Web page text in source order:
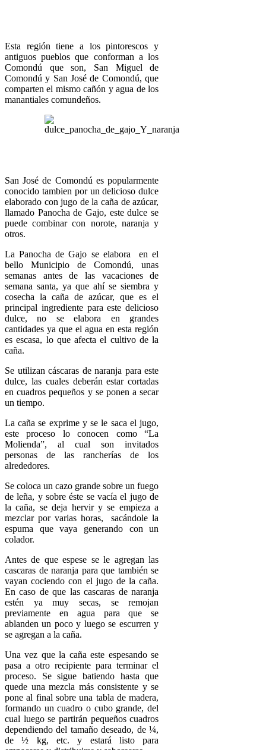
Esta región tiene a los pintorescos y
antiguos pueblos que conforman a los
Comondú que son, San Miguel de
Comondú y San José de Comondú, que
comparten el mismo cañón y agua de los
manantiales comundeños.
San José de Comondú es popularmente
conocido tambien por un delicioso dulce
elaborado con jugo de la caña de azúcar,
llamado Panocha de Gajo, este dulce se
puede combinar con norote, naranja y
otros.
La Panocha de Gajo se elabora en el
bello Municipio de Comondú, unas
semanas antes de las vacaciones de
semana santa, ya que ahí se siembra y
cosecha la caña de azúcar, que es el
principal ingrediente para este delicioso
dulce, no se elabora en grandes
cantidades ya que el agua en esta región
es escasa, lo que afecta el cultivo de la
caña.
Se utilizan cáscaras de naranja para este
dulce, las cuales deberán estar cortadas
en cuadros pequeños y se ponen a secar
un tiempo.
La caña se exprime y se le saca el jugo,
este proceso lo conocen como “La
Molienda”, al cual son invitados
personas de las rancherías de los
alrededores.
Se coloca un cazo grande sobre un fuego
de leña, y sobre éste se vacía el jugo de
la caña, se deja hervir y se empieza a
mezclar por varias horas, sacándole la
espuma que vaya generando con un
colador.
Antes de que espese se le agregan las
cascaras de naranja para que también se
vayan cociendo con el jugo de la caña.
En caso de que las cascaras de naranja
estén ya muy secas, se remojan
previamente en agua para que se
ablanden un poco y luego se escurren y
se agregan a la caña.
Una vez que la caña este espesando se
pasa a otro recipiente para terminar el
proceso. Se sigue batiendo hasta que
quede una mezcla más consistente y se
pone al final sobre una tabla de madera,
formando un cuadro o cubo grande, del
cual luego se partirán pequeños cuadros
dependiendo del tamaño deseado, de ¼,
de ½ kg, etc. y estará listo para